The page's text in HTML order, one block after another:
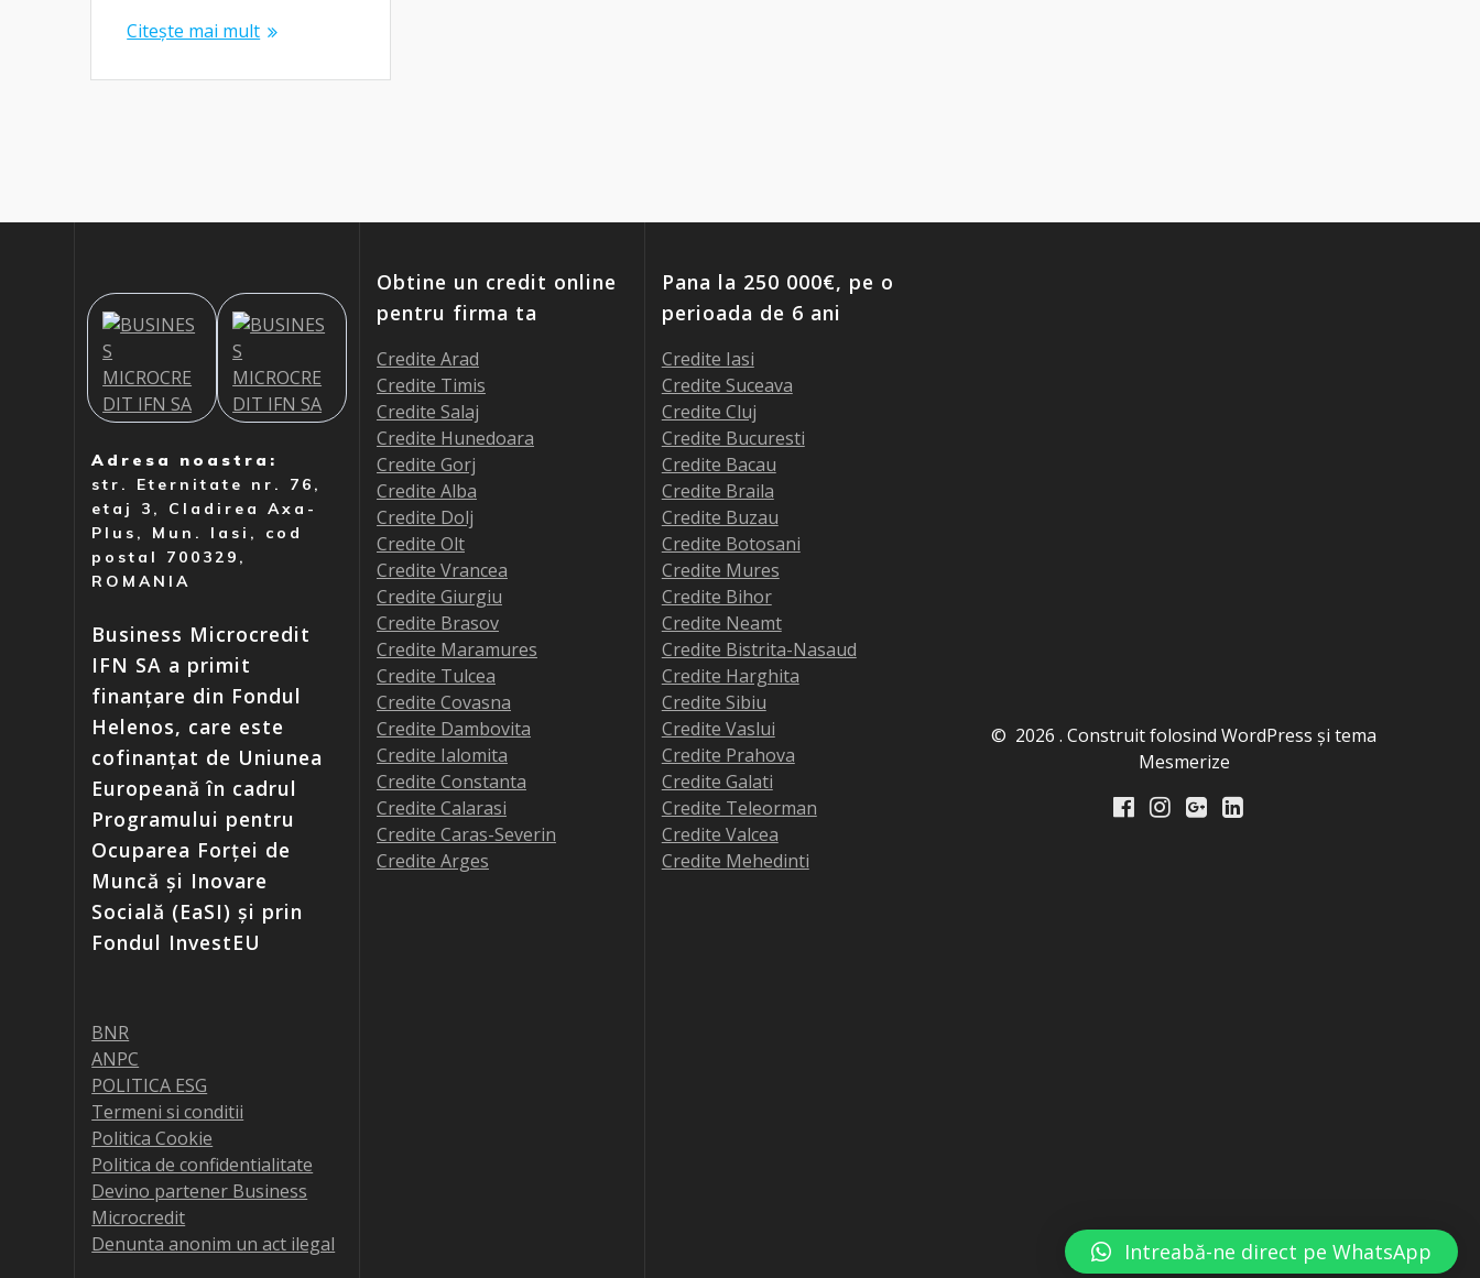
Citește mai mult
Adresa noastra:
str. Eternitate nr. 76,
etaj 3, Cladirea Axa-
Plus, Mun. Iasi, cod
postal 700329,
ROMANIA
Business Microcredit
IFN SA a primit
finanțare din Fondul
Helenos, care este
cofinanțat de Uniunea
Europeană în cadrul
Programului pentru
Ocuparea Forței de
Muncă și Inovare
Socială (EaSI) și prin
Fondul InvestEU
BNR
ANPC
POLITICA ESG
Termeni si conditii
Politica Cookie
Politica de confidentialitate
Devino partener Business
Microcredit
Denunta anonim un act ilegal
Obtine un credit online
pentru firma ta
Credite Arad
Credite Timis
Credite Salaj
Credite Hunedoara
Credite Gorj
Credite Alba
Credite Dolj
Credite Olt
Credite Vrancea
Credite Giurgiu
Credite Brasov
Credite Maramures
Credite Tulcea
Credite Covasna
Credite Dambovita
Credite Ialomita
Credite Constanta
Credite Calarasi
Credite Caras-Severin
Credite Arges
Pana la 250 000€, pe o
perioada de 6 ani
Credite Iasi
Credite Suceava
Credite Cluj
Credite Bucuresti
Credite Bacau
Credite Braila
Credite Buzau
Credite Botosani
Credite Mures
Credite Bihor
Credite Neamt
Credite Bistrita-Nasaud
Credite Harghita
Credite Sibiu
Credite Vaslui
Credite Prahova
Credite Galati
Credite Teleorman
Credite Valcea
Credite Mehedinti
© 2026 . Construit folosind WordPress șitema
Mesmerize
Intreabă-ne direct pe WhatsApp